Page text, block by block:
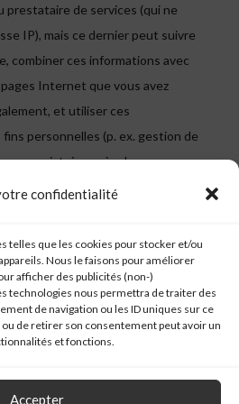
confidentialité
telles que les cookies pour stocker et/ou
Nous le faisons pour améliorer
afficher des publicités (non-)
technologies nous permettra de traiter des
de navigation ou les ID uniques sur ce
ou de retirer son consentement peut avoir un
et fonctions.
Accepter
prestataire de services (qui ne
IP), mais ce dernier peut suivre
combiner ces informations avec
Internet que vous avez
et utiliser ces
personnelles (p. ex. gestion de
enregistré auprès du
celui-ci vous connaît également.
personnelles par le
relève dès lors de sa
à sa politique de
de services nous indique
site Web est utilisé (aucune
personnel vous concernant).
des adresses IP, ce qui